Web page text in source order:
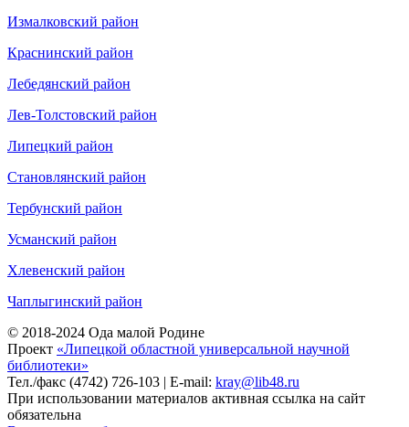
Измалковский район
Краснинский район
Лебедянский район
Лев-Толстовский район
Липецкий район
Становлянский район
Тербунский район
Усманский район
Хлевенский район
Чаплыгинский район
© 2018-2024 Ода малой Родине
Проект «Липецкой областной универсальной научной
библиотеки»
Тел./факс (4742) 726-103 | E-mail: kray@lib48.ru
При использовании материалов активная ссылка на сайт
обязательна